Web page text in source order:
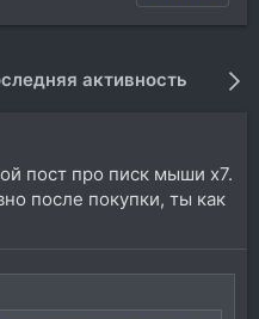
активность
пост про писк мыши x7.
после покупки, ты как